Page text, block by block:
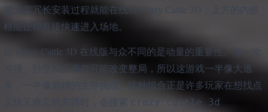
想无需冗长安装过程就能在线玩 Crazy Cattle 3D，上方的内嵌
框能让你直接快速进入场地。
让 Crazy Cattle 3D 在线版与众不同的是动量的重要性。每一次
冲撞、扑空和反弹都可能改变整局，所以这游戏一半像大逃
杀，一半像滑稽的生存挑战。这种组合正是许多玩家在想找点
又快又难忘的东西时，会搜索 crazy cattle 3d